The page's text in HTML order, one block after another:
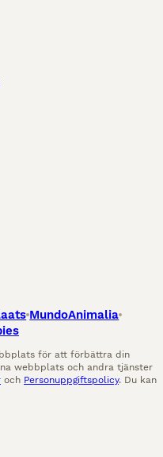
MundoAnimalia
för att förbättra din
webbplats och andra tjänster
och Personuppgiftspolicy. Du kan